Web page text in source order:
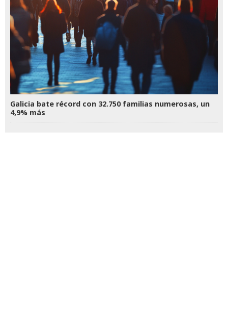
Galicia bate récord con 32.750 familias numerosas, un
4,9% más